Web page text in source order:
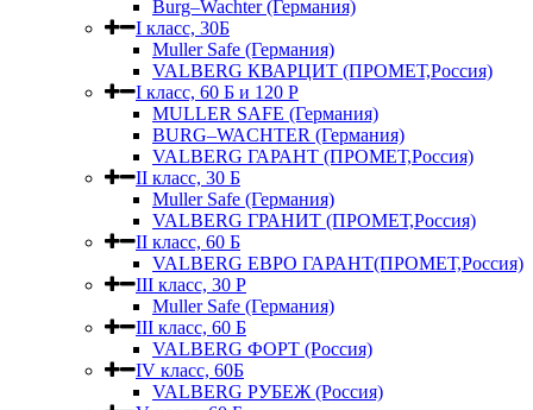
Burg–Wachter (Германия)
I класс, 30Б
Muller Safe (Германия)
VALBERG КВАРЦИТ (ПРОМЕТ,Россия)
I класс, 60 Б и 120 Р
MULLER SAFE (Германия)
BURG–WACHTER (Германия)
VALBERG ГАРАНТ (ПРОМЕТ,Россия)
II класс, 30 Б
Muller Safe (Германия)
VALBERG ГРАНИТ (ПРОМЕТ,Россия)
II класс, 60 Б
VALBERG ЕВРО ГАРАНТ(ПРОМЕТ,Россия)
III класс, 30 Р
Muller Safe (Германия)
III класс, 60 Б
VALBERG ФОРТ (Россия)
IV класс, 60Б
VALBERG РУБЕЖ (Россия)